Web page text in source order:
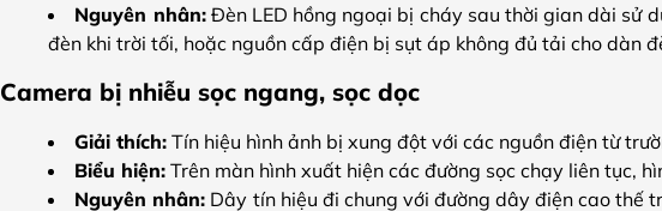
Nguyên nhân:Đèn LED hồng ngoại bị cháy sau thời gian dài sử
đèn khi trời tối, hoặc nguồn cấp điện bị sụt áp không đủ tải cho dàn
Camera bị nhiễu sọc ngang, sọc dọc
Giải thích: Tín hiệu hình ảnh bị xung đột với các nguồn điện từ
Biểu hiện: Trên màn hình xuất hiện các đường sọc chạy liên tục,
Nguyên nhân: Dây tín hiệu đi chung với đường dây điện cao thế